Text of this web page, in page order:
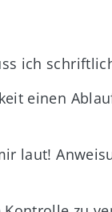
ich
einen
laut!